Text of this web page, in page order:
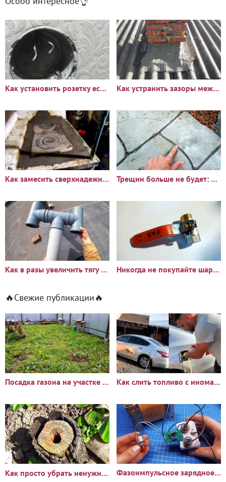
Как установить розетку если остались короткие провода Как устранить зазоры между печной трубой и шифером
Как замесить сверхнадежный раствор для печи который не дает Трещин больше не будет: Что добавить в бетон чтобы он стал
Как в разы увеличить тягу вентиляции в гараже или погребе Никогда не покупайте шаровые краны не проверив по моей
🔥Свежие публикации🔥
Посадка газона на участке с сорняками: опыт и результаты Как слить топливо с иномарки через горловину бака
Как просто убрать ненужный пень?🪵 Фазоимпульсное зарядное устройство своими руками